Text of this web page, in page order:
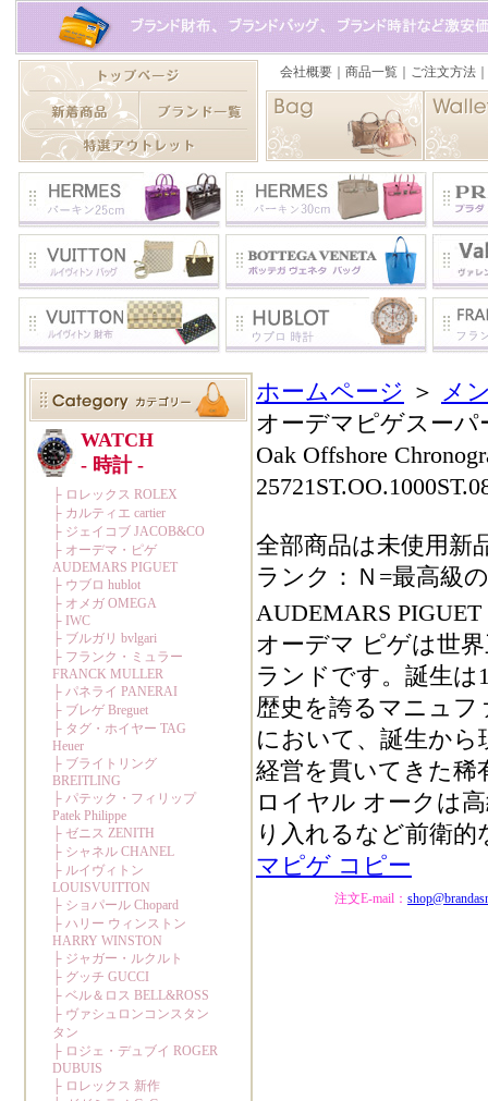
ホームページ ＞ メ
オーデマピゲスーパ
Oak Offshore
全部商品は未使用新
ランク：Ｎ=最高級
AUDEMARS
オーデマ ピゲは世
ランドです。誕生は
歴史を誇るマニュフ
において、誕生か
経営を貫いてきた
ロイヤル オークは
り入れるなど前衛
マピゲ コピー
注文E-mail：